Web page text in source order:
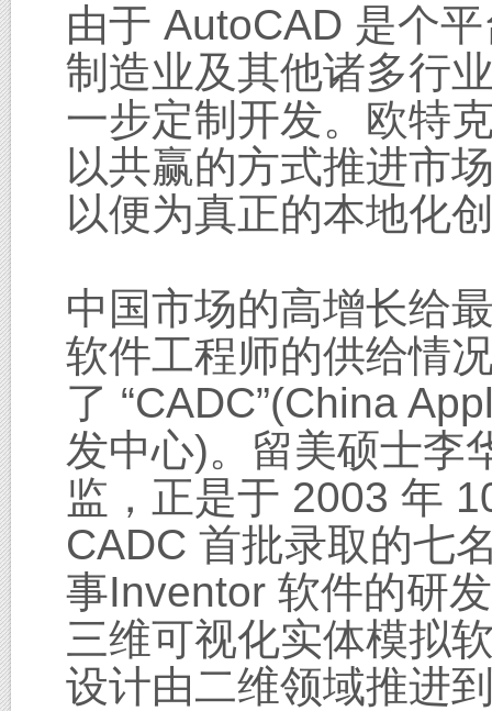
由于 AutoCAD 是个
制造业及其他诸多行
一步定制开发。欧特
以共赢的方式推进市
以便为真正的本地化
中国市场的高增长给
软件工程师的供给情
了 “CADC”(China
发中心)。留美硕士李
监，正是于 2003 年
CADC 首批录取的七
事Inventor 软件的研
三维可视化实体模拟
设计由二维领域推进